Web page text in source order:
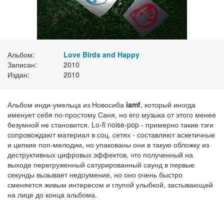
Альбом:
Love Birds and Happy
Записан:
2010
Издан:
2010
Альбом инди-умельца из Новосиба iamf, который иногда
именует себя по-простому Саня, но его музыка от этого менее
безумной не становится. Lo-fi noise-pop - примерно такие тэги
сопровождают материал в соц. сетях - составляют аскетичные
и цепкие поп-мелодии, но упакованы они в такую обложку из
деструктивных цифровых эффектов, что полученный на
выходе перегруженный сатурированный саунд в первые
секунды вызывает недоумение, но оно очень быстро
сменяется живым интересом и глупой улыбкой, застывающей
на лице до конца альбома.